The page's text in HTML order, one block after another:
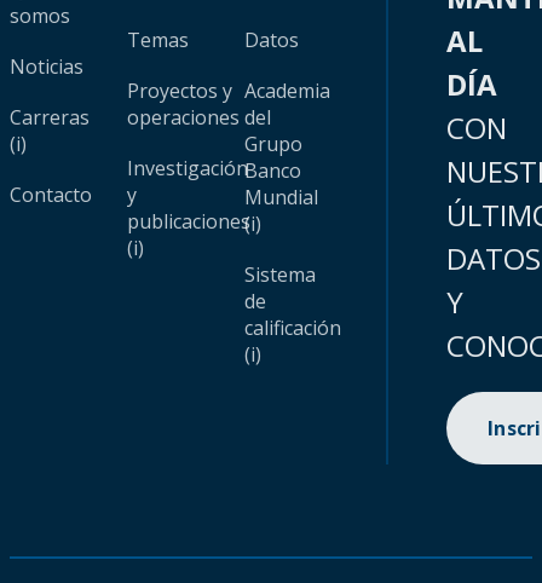
somos
Noticias
Carreras
(i)
Contacto
Temas
Proyectos y
operaciones
Investigación
y
publicaciones
(i)
Datos
Academia
del
Grupo
Banco
Mundial
(i)
Sistema
de
calificación
(i)
AL
DÍA
CON
DATOS
Y